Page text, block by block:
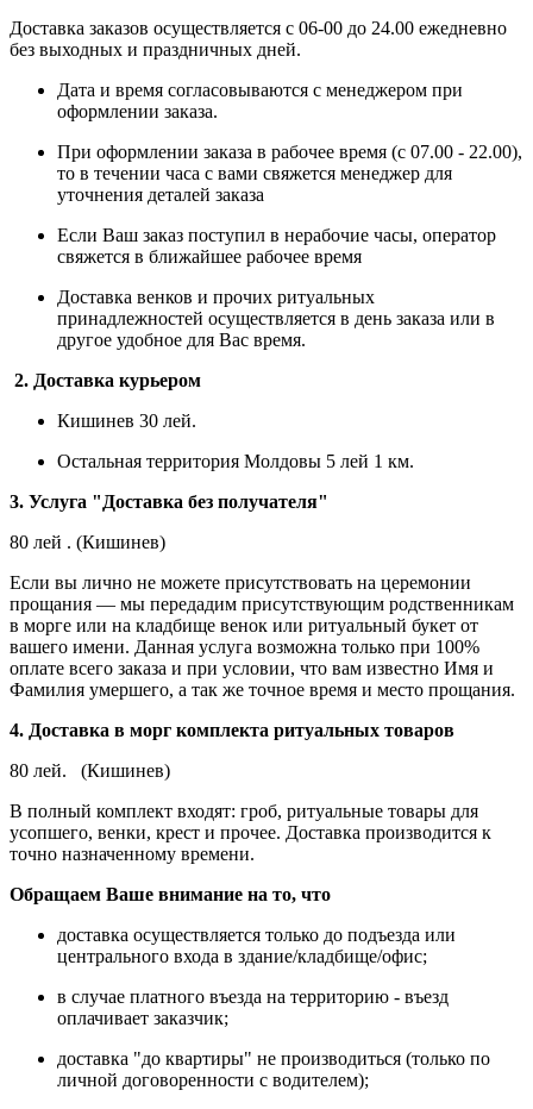
Доставка заказов осуществляется с 06-00 до 24.00 ежедневно
без выходных и праздничных дней.
Дата и время согласовываются с менеджером при
оформлении заказа.
При оформлении заказа в рабочее время (с 07.00 - 22.00),
то в течении часа с вами свяжется менеджер для
уточнения деталей заказа
Если Ваш заказ поступил в нерабочие часы, оператор
свяжется в ближайшее рабочее время
Доставка венков и прочих ритуальных
принадлежностей осуществляется в день заказа или в
другое удобное для Вас время.
2. Доставка курьером
Кишинев 30 лей.
Остальная территория Молдовы 5 лей 1 км.
3. Услуга "Доставка без получателя"
80 лей . (Кишинев)
Если вы лично не можете присутствовать на церемонии
прощания — мы передадим присутствующим родственникам
в морге или на кладбище венок или ритуальный букет от
вашего имени. Данная услуга возможна только при 100%
оплате всего заказа и при условии, что вам известно Имя и
Фамилия умершего, а так же точное время и место прощания.
4. Доставка в морг комплекта ритуальных товаров
80 лей. (Кишинев)
В полный комплект входят: гроб, ритуальные товары для
усопшего, венки, крест и прочее. Доставка производится к
точно назначенному времени.
Обращаем Ваше внимание на то, что
доставка осуществляется только до подъезда или
центрального входа в здание/кладбище/офис;
в случае платного въезда на территорию - въезд
оплачивает заказчик;
доставка "до квартиры" не производиться (только по
личной договоренности с водителем);